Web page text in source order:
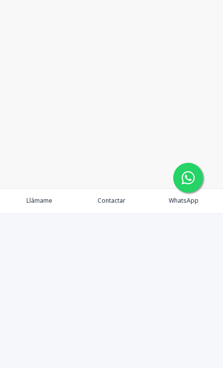
Llámame Contactar WhatsApp